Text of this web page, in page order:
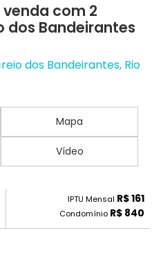
com 2
dos Bandeirantes
dos Bandeirantes, Rio
Mapa
Vídeo
IPTU Mensal R$ 161
Condomínio R$ 840